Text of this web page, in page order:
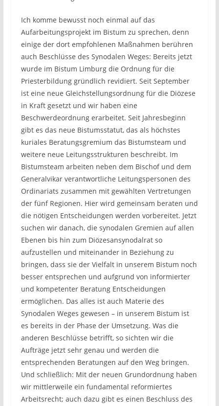
Ich komme bewusst noch einmal auf das
Aufarbeitungsprojekt im Bistum zu sprechen, denn
einige der dort empfohlenen Maßnahmen berühren
auch Beschlüsse des Synodalen Weges: Bereits jetzt
wurde im Bistum Limburg die Ordnung für die
Priesterbildung gründlich revidiert. Seit September
ist eine neue Gleichstellungsordnung für die Diözese
in Kraft gesetzt und wir haben eine
Beschwerdeordnung erarbeitet. Seit Jahresbeginn
gibt es das neue Bistumsstatut, das als höchstes
kuriales Beratungsgremium das Bistumsteam und
weitere neue Leitungsstrukturen beschreibt. Im
Bistumsteam arbeiten neben dem Bischof und dem
Generalvikar verantwortliche Leitungspersonen des
Ordinariats zusammen mit gewählten Vertretungen
der fünf Regionen. Hier wird gemeinsam beraten und
die nötigen Entscheidungen werden vorbereitet. Jetzt
suchen wir danach, die synodalen Gremien auf allen
Ebenen bis hin zum Diözesansynodalrat so
aufzustellen und miteinander in Beziehung zu
bringen, dass sie der Vielfalt in unserem Bistum noch
besser entsprechen und aufgrund von informierter
und kompetenter Beratung Entscheidungen
ermöglichen. Das alles ist auch Materie des
Synodalen Weges gewesen – in unserem Bistum ist
es bereits in der Phase der Umsetzung. Was die
anderen Beschlüsse betrifft, so sichten wir die
Aufträge jetzt sehr genau und werden die
entsprechenden Beratungen auf den Weg bringen.
Und schließlich: Mit der neuen Grundordnung haben
wir mittlerweile ein fundamental reformiertes
Arbeitsrecht; auch dazu gibt es einen Beschluss des